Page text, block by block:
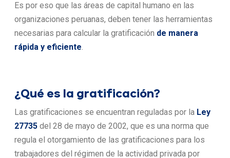
Es por eso que las áreas de capital humano en las
organizaciones peruanas, deben tener las herramientas
necesarias para calcular la gratificación de manera
rápida y eficiente.
¿Qué es la gratificación?
Las gratificaciones se encuentran reguladas por la Ley
27735 del 28 de mayo de 2002, que es una norma que
regula el otorgamiento de las gratificaciones para los
trabajadores del régimen de la actividad privada por